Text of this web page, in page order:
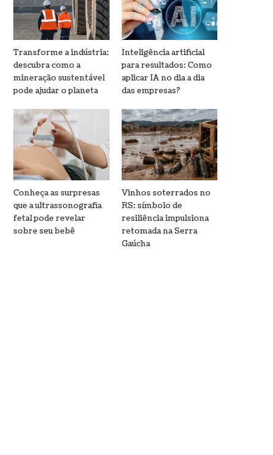
Transforme a indústria:
descubra como a
mineração sustentável
pode ajudar o planeta
Inteligência artificial
para resultados: Como
aplicar IA no dia a dia
das empresas?
Conheça as surpresas
que a ultrassonografia
fetal pode revelar
sobre seu bebê
Vinhos soterrados no
RS: símbolo de
resiliência impulsiona
retomada na Serra
Gaúcha